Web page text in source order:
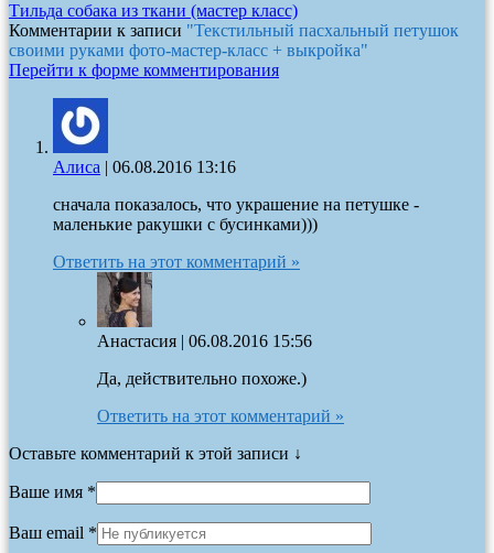
Тильда собака из ткани (мастер класс)
Комментарии к записи "Текстильный пасхальный петушок
своими руками фото-мастер-класс + выкройка"
Перейти к форме комментирования
Алиса | 06.08.2016 13:16
сначала показалось, что украшение на петушке -
маленькие ракушки с бусинками)))
Ответить на этот комментарий »
Анастасия | 06.08.2016 15:56
Да, действительно похоже.)
Ответить на этот комментарий »
Оставьте комментарий к этой записи ↓
Ваше имя *
Ваш email *